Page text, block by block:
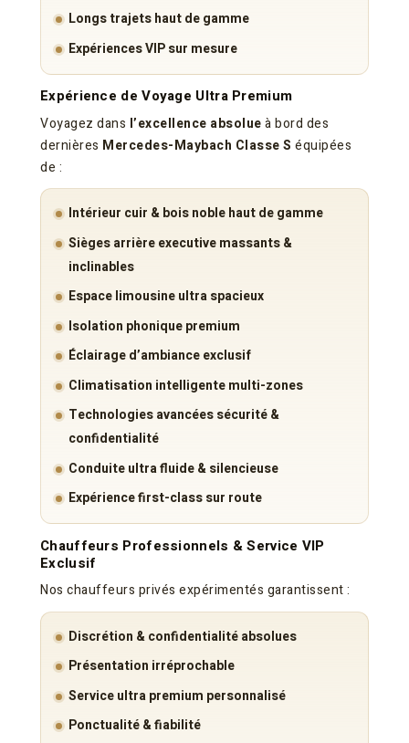
Longs trajets haut de gamme
Expériences VIP sur mesure
Expérience de Voyage Ultra Premium
Voyagez dans l’excellence absolueà bord des
dernières Mercedes-Maybach Classe S équipées
de :
Intérieur cuir & bois noble haut de gamme
Sièges arrière executive massants &
inclinables
Espace limousine ultra spacieux
Isolation phonique premium
Éclairage d’ambiance exclusif
Climatisation intelligente multi-zones
Technologies avancées sécurité &
confidentialité
Conduite ultra fluide & silencieuse
Expérience first-class sur route
Chauffeurs Professionnels & Service VIP
Exclusif
Nos chauffeurs privés expérimentés garantissent :
Discrétion & confidentialité absolues
Présentation irréprochable
Service ultra premium personnalisé
Ponctualité & fiabilité